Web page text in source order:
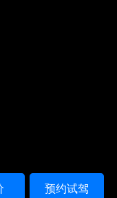
预约试驾